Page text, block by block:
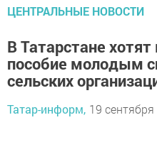
ЦЕНТРАЛЬНЫЕ НОВОСТИ
В Татарстане
пособие молодым
сельских
Татар-информ, 19